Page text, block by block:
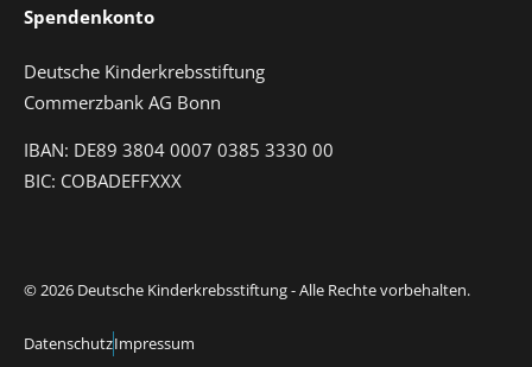
Spendenkonto
Deutsche Kinderkrebsstiftung
Commerzbank AG Bonn
IBAN: DE89 3804 0007 0385 3330 00
BIC: COBADEFFXXX
© 2026 Deutsche Kinderkrebsstiftung - Alle Rechte vorbehalten.
DatenschutzImpressum